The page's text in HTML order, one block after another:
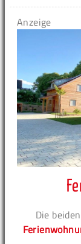
Anzeige
Die beiden